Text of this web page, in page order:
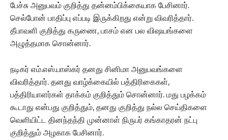
பேச்சு அனுபவம் குறித்து தன்னம்பிக்கையாக பேசினார்.
செல்போன் பாதிப்பு எப்படி இருக்கிறது என்று விவரித்தார்.
தீபாவளி குறித்து கருணை, பாசம் என பல விஷயங்களை
அழுத்தமாக சொன்னார்.
நடிகர் எம்.எஸ்.பாஸ்கர் தனது சினிமா அனுபவங்களை
விவரித்தார். தனது வாழ்க்கையில் பத்திரிகைகள்,
பத்திரியாளர்கள் தாக்கம் குறித்தும் சொன்னார். மது பழக்கம்
கூடாது என்பது குறித்தும், தனது குறித்து நல்ல செய்திகளை
வெளியிட்ட தினந்தந்தி முன்னாள் நிருபர் கங்காதரன் நட்பு
குறித்தும் அழகாக பேசினார்.